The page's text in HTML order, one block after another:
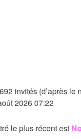
invités (d’après le
2026 07:22
le plus récent est